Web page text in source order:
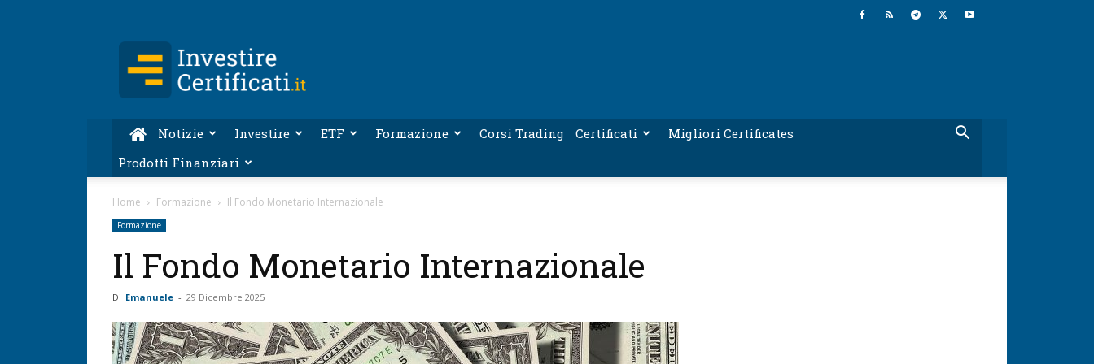
Certificati.it
Notizie Investire ETF Formazione Corsi Trading Certificati
Migliori Certificates
Prodotti Finanziari
Home Formazione Il Fondo Monetario Internazionale
Formazione
Il Fondo Monetario Internazionale
Di Emanuele - 29 Dicembre 2025